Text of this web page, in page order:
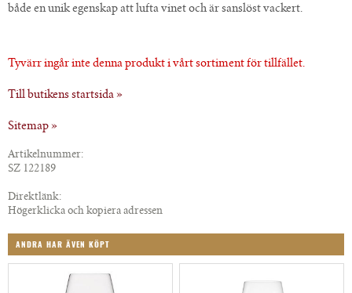
både en unik egenskap att lufta vinet och är sanslöst vackert.
Tyvärr ingår inte denna produkt i vårt sortiment för tillfället.
Till butikens startsida »
Sitemap »
Artikelnummer:
SZ 122189
Direktlänk:
Högerklicka och kopiera adressen
ANDRA HAR ÄVEN KÖPT